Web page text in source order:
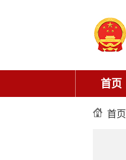
首页
首页